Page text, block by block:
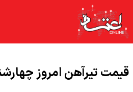
قیمت تیرآهن امروز چهارشنبه ۱۰ تیر